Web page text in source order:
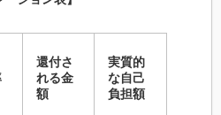
還付さ
れる金
額
実質的
な自己
負担額